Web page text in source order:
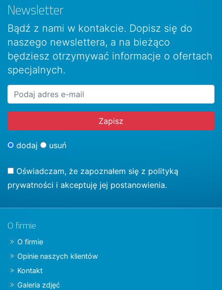
Newsletter
Bądź z nami w kontakcie. Dopisz się do
naszego newslettera, a na bieżąco
będziesz otrzymywać informacje o ofertach
specjalnych.
dodaj usuń
Oświadczam, że zapoznałem się z polityką
prywatności i akceptuję jej postanowienia.
O firmie
O firmie
Opinie naszych klientów
Kontakt
Galeria zdjęć